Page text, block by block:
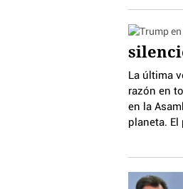
La última
razón en
en la
planeta.